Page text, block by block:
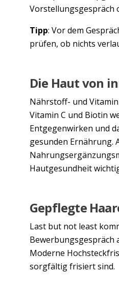
Vorstellungsgespräch
Tipp: Vor dem
prüfen, ob nichts
Die Haut von
Nährstoff- und
Vitamin C und Biotin
Entgegenwirken und
gesunden Ernährung.
Hautgesundheit
Gepflegte
Last but not least
Bewerbungsgespräch
Moderne
sorgfältig frisiert sind.